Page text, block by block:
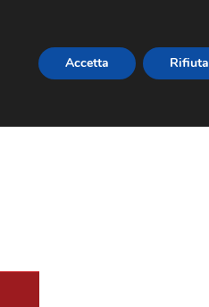
NEWSLETTER
Accetta Rifiuta